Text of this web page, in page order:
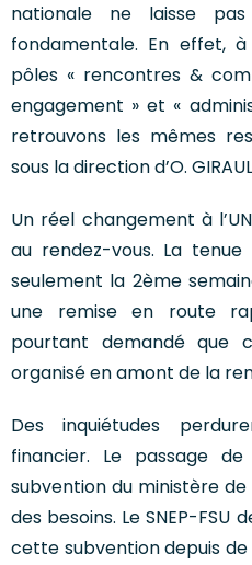
nationale ne laisse
fondamentale. En effet,
pôles « rencontres &
engagement » et «
retrouvons les mêmes
sous la direction d’O.
Un réel changement à
au rendez-vous. La
seulement la 2ème
une remise en route
pourtant demandé que
organisé en amont de la
Des inquiétudes
financier. Le passage
subvention du ministère de
des besoins. Le SNEP-
cette subvention depuis